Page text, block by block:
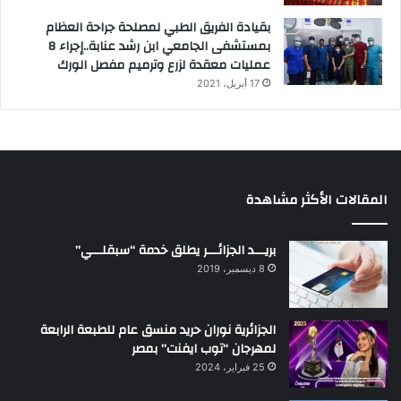
بقيادة الفريق الطبي لمصلحة جراحة العظام
بمستشفى الجامعي ابن رشد عنابة..إجراء 8
عمليات معقدة لزرع وترميم مفصل الورك
17 أبريل، 2021
المقالات الأكثر مشاهدة
بريـــد الجزائـــر يطلق خدمة “سبقلـــي”
8 ديسمبر، 2019
الجزائرية نوران حريد منسق عام للطبعة الرابعة
لمهرجان “توب ايفنت” بمصر
25 فبراير، 2024